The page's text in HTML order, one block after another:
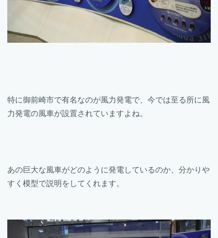
特に御前崎市で有名なのが風力発電で、今では至る所に風
力発電の風車が設置されていますよね。
あの巨大な風車がどのように発電しているのか、分かりや
すく模型で説明をしてくれます。